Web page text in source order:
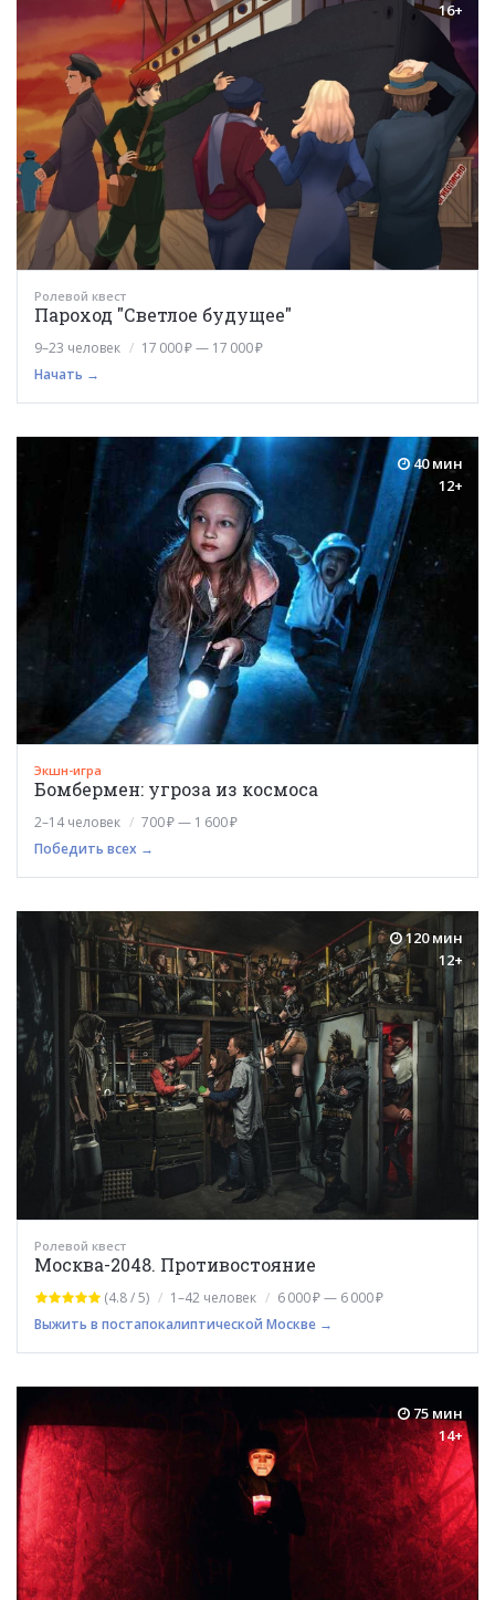
16+
Ролевой квест
Пароход "Светлое будущее"
9–23 человек
17 000 ₽ — 17 000 ₽
Начать →
40 мин
12+
Экшн-игра
Бомбермен: угроза из космоса
2–14 человек
700 ₽ — 1 600 ₽
Победить всех →
120 мин
12+
Ролевой квест
Москва-2048. Противостояние
(4.8 / 5) 1–42 человек
6 000 ₽ — 6 000 ₽
Выжить в постапокалиптической Москве →
75 мин
14+